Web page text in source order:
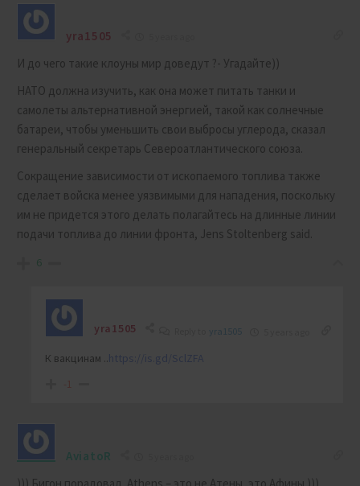
yra1505
И до чего такие клоуны мир доведут ?- Угадайте))
НАТО должна изучить, как она может питать танки и
самолеты альтернативной энергией, такой как солнечные
батареи, чтобы уменьшить свои выбросы углерода, сказал
генеральный секретарь Североатлантического союза.
Сокращение зависимости от ископаемого топлива также
сделает войска менее уязвимыми для нападения, поскольку
им не придется этого делать полагайтесь на длинные линии
подачи топлива до линии фронта, Jens Stoltenberg said.
6
yra1505 yra1505
К вакцинам ..https://is.gd/SclZFA
-1
AviatoR